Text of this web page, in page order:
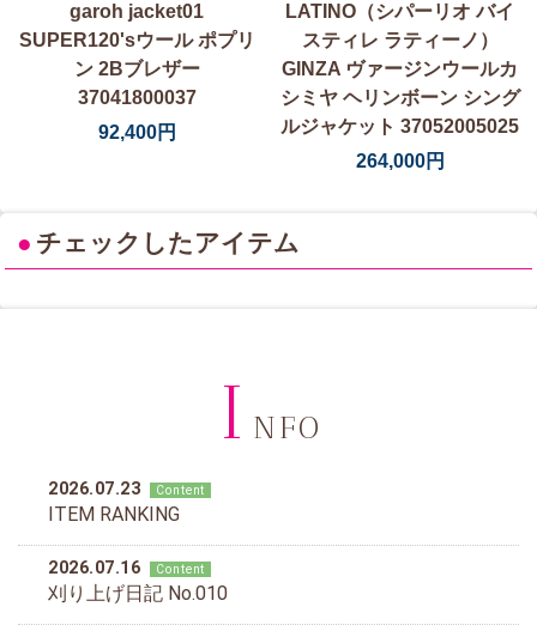
garoh jacket01
SUPER120'sウール ポプリ
ン 2Bブレザー
37041800037
92,400円
LATINO（シパーリオ バイ
スティレ ラティーノ）
GINZA ヴァージンウールカ
シミヤ ヘリンボーン シング
ルジャケット 37052005025
264,000円
● チェックしたアイテム
I NFO